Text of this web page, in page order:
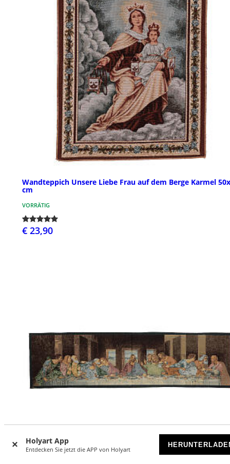
Holyart App
Entdecken Sie jetzt die APP von Holyart
Wandteppich Unsere Liebe Frau auf dem Berge Karmel
cm
VORRÄTIG
€ 23,90